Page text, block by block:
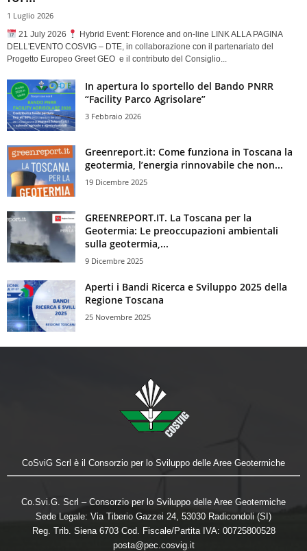
1 Luglio 2026
21 July 2026
Hybrid Event: Florence and on-line LINK ALLA PAGINA
DELL'EVENTO COSVIG – DTE, in collaborazione con il partenariato del
Progetto Europeo Greet GEO e il contributo del Consiglio...
In apertura lo sportello del Bando PNRR
“Facility Parco Agrisolare”
3 Febbraio 2026
Greenreport.it: Come funziona in Toscana la
geotermia, l’energia rinnovabile che non...
19 Dicembre 2025
GREENREPORT.IT. La Toscana per la
Geotermia: Le preoccupazioni ambientali
sulla geotermia,...
9 Dicembre 2025
Aperti i Bandi Ricerca e Sviluppo 2025 della
Regione Toscana
25 Novembre 2025
CoSviG Scrl è il Consorzio per lo Sviluppo delle Aree Geotermiche
Co.Svi.G. Scrl – Consorzio per lo Sviluppo delle Aree Geotermiche
Sede Legale: Via Tiberio Gazzei 24, 53030 Radicondoli (SI)
Reg. Trib. Siena 6703 Cod. Fiscale/Partita IVA: 00725800528
posta@pec.cosvig.it